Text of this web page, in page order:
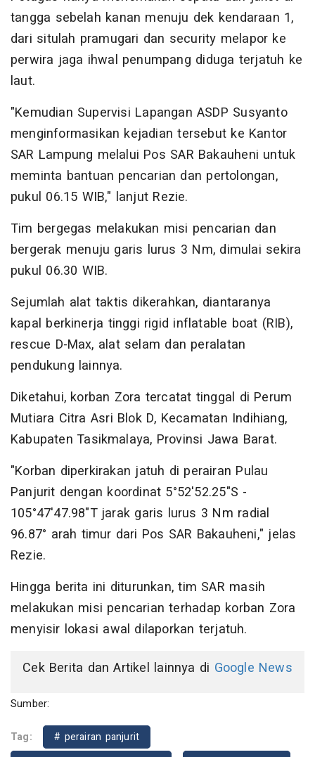
tangga sebelah kanan menuju dek kendaraan 1,
dari situlah pramugari dan security melapor ke
perwira jaga ihwal penumpang diduga terjatuh ke
laut.
"Kemudian Supervisi Lapangan ASDP Susyanto
menginformasikan kejadian tersebut ke Kantor
SAR Lampung melalui Pos SAR Bakauheni untuk
meminta bantuan pencarian dan pertolongan,
pukul 06.15 WIB," lanjut Rezie.
Tim bergegas melakukan misi pencarian dan
bergerak menuju garis lurus 3 Nm, dimulai sekira
pukul 06.30 WIB.
Sejumlah alat taktis dikerahkan, diantaranya
kapal berkinerja tinggi rigid inflatable boat (RIB),
rescue D-Max, alat selam dan peralatan
pendukung lainnya.
Diketahui, korban Zora tercatat tinggal di Perum
Mutiara Citra Asri Blok D, Kecamatan Indihiang,
Kabupaten Tasikmalaya, Provinsi Jawa Barat.
"Korban diperkirakan jatuh di perairan Pulau
Panjurit dengan koordinat 5°52'52.25"S -
105°47'47.98"T jarak garis lurus 3 Nm radial
96.87° arah timur dari Pos SAR Bakauheni," jelas
Rezie.
Hingga berita ini diturunkan, tim SAR masih
melakukan misi pencarian terhadap korban Zora
menyisir lokasi awal dilaporkan terjatuh.
Cek Berita dan Artikel lainnya di Google News
Sumber:
Tag:
# perairan panjurit